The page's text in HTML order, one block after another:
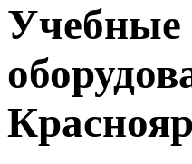
Учебные